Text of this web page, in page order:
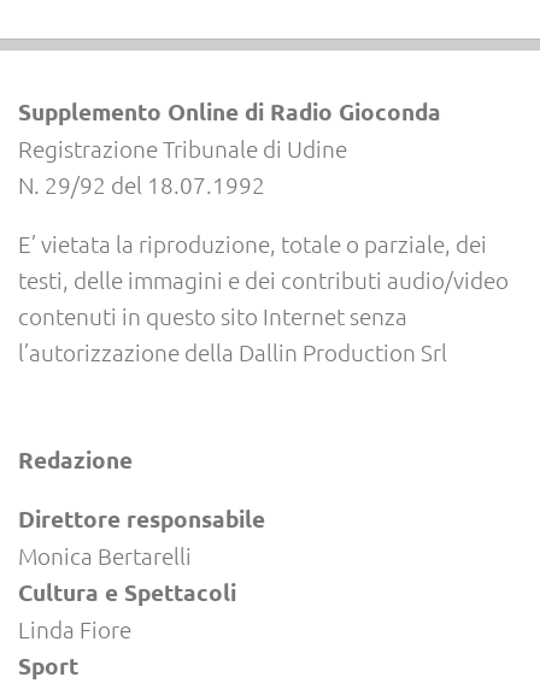
Supplemento Online di Radio Gioconda
Registrazione Tribunale di Udine
N. 29/92 del 18.07.1992
E’ vietata la riproduzione, totale o parziale, dei
testi, delle immagini e dei contributi audio/video
contenuti in questo sito Internet senza
l’autorizzazione della Dallin Production Srl
Redazione
Direttore responsabile
Monica Bertarelli
Cultura e Spettacoli
Linda Fiore
Sport